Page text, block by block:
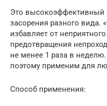
Это высокоэффективный
засорения разного вида.
избавляет от
предотвращения
не менее 1 раза в
поэтому применим для
Способ применения: